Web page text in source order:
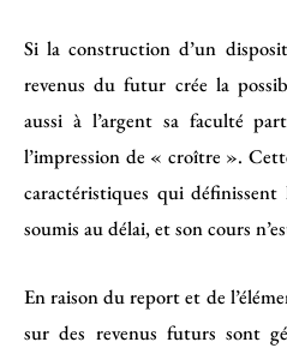
Si la construction d’un
revenus du futur crée la
aussi à l’argent sa faculté
l’impression de « croître ».
caractéristiques qui
soumis au délai, et son cours
En raison du report et de
sur des revenus futurs sont